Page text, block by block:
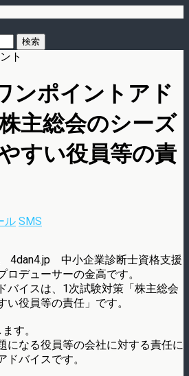
ト
ポイントアド
主総会のシーズ
すい役員等の責
ル SMS
4dan4.jp 中小企業診断士資格支援
デューサーの金高です。
バイスは、1次試験対策「株主総会
役員等の責任」です。
す。
になる役員等の会社に対する責任に
バイスです。